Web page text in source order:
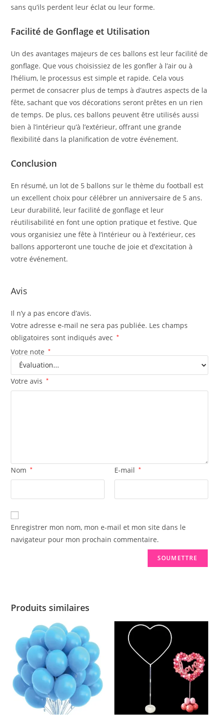
sans qu’ils perdent leur éclat ou leur forme.
Facilité de Gonflage et Utilisation
Un des avantages majeurs de ces ballons est leur facilité de
gonflage. Que vous choisissiez de les gonfler à l’air ou à
l’hélium, le processus est simple et rapide. Cela vous
permet de consacrer plus de temps à d’autres aspects de la
fête, sachant que vos décorations seront prêtes en un rien
de temps. De plus, ces ballons peuvent être utilisés aussi
bien à l’intérieur qu’à l’extérieur, offrant une grande
flexibilité dans la planification de votre événement.
Conclusion
En résumé, un lot de 5 ballons sur le thème du football est
un excellent choix pour célébrer un anniversaire de 5 ans.
Leur durabilité, leur facilité de gonflage et leur
réutilisabilité en font une option pratique et festive. Que
vous organisiez une fête à l’intérieur ou à l’extérieur, ces
ballons apporteront une touche de joie et d’excitation à
votre événement.
Avis
Il n’y a pas encore d’avis.
Votre adresse e-mail ne sera pas publiée. Les champs
obligatoires sont indiqués avec
*
Votre note *
Votre avis *
Nom * E-mail *
Enregistrer mon nom, mon e-mail et mon site dans le
navigateur pour mon prochain commentaire.
Produits similaires